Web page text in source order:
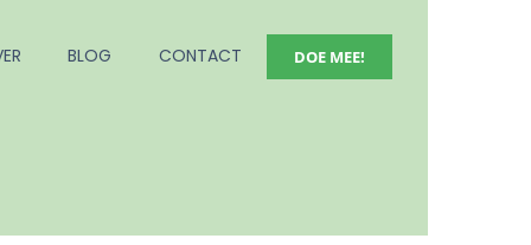
BLOG CONTACT DOE MEE!